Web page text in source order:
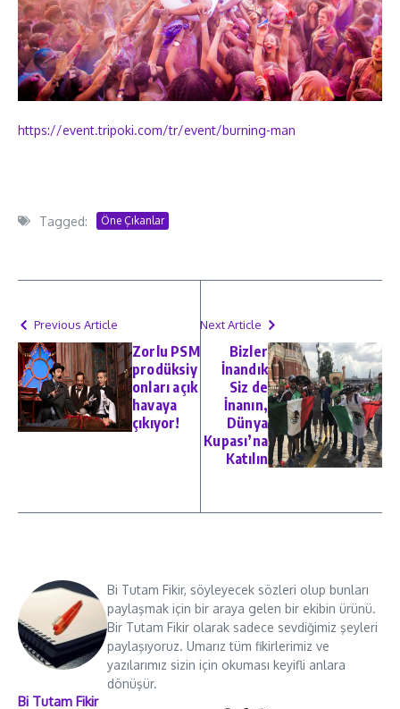
https://event.tripoki.com/tr/event/burning-man
Tagged: Öne Çıkanlar
Previous Article
Zorlu PSM
prodüksiy
onları açık
havaya
çıkıyor!
Next Article
Bizler
İnandık
Siz de
İnanın,
Dünya
Kupası’na
Katılın
Bi Tutam Fikir
Bi Tutam Fikir, söyleyecek sözleri olup bunları
paylaşmak için bir araya gelen bir ekibin ürünü.
Bir Tutam Fikir olarak sadece sevdiğimiz şeyleri
paylaşıyoruz. Umarız tüm fikirlerimiz ve
yazılarımız sizin için okuması keyifli anlara
dönüşür.